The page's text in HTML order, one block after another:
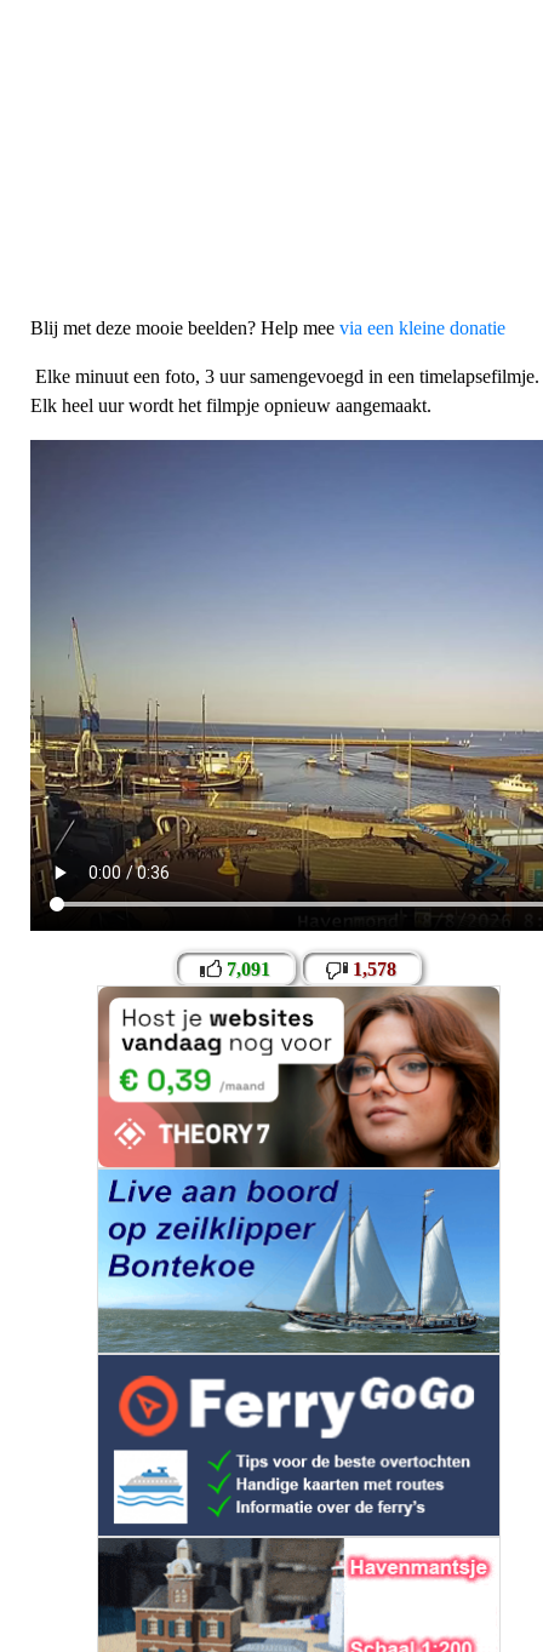
Blij met deze mooie beelden? Help mee via een kleine donatie
Elke minuut een foto, 3 uur samengevoegd in een timelapsefilmje.
Elk heel uur wordt het filmpje opnieuw aangemaakt.
7,091 1,578